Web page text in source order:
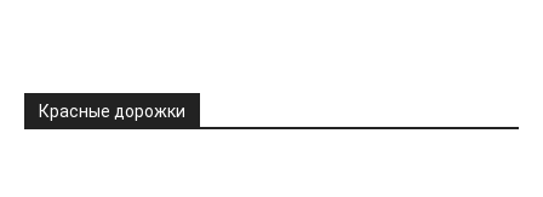
Красные дорожки